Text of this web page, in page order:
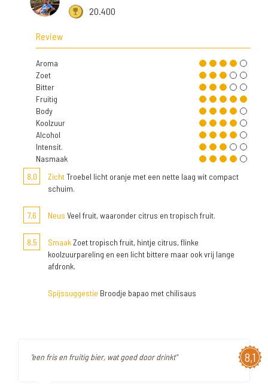
20.400
Review
Aroma
Zoet
Bitter
Fruitig
Body
Koolzuur
Alcohol
Intensit.
Nasmaak
8,0
ZichtTroebel licht oranje met een nette laag wit compact
schuim.
7,6 Neus Veel fruit, waaronder citrus en tropisch fruit.
8,5 SmaakZoet tropisch fruit, hintje citrus, flinke
koolzuurpareling en een licht bittere maar ook vrij lange
afdronk.
Spijssuggestie Broodje bapao met chilisaus
8,1
"een fris en fruitig bier, wat goed door drinkt"